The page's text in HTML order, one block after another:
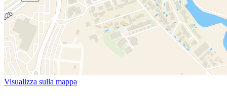
Visualizza sulla mappa